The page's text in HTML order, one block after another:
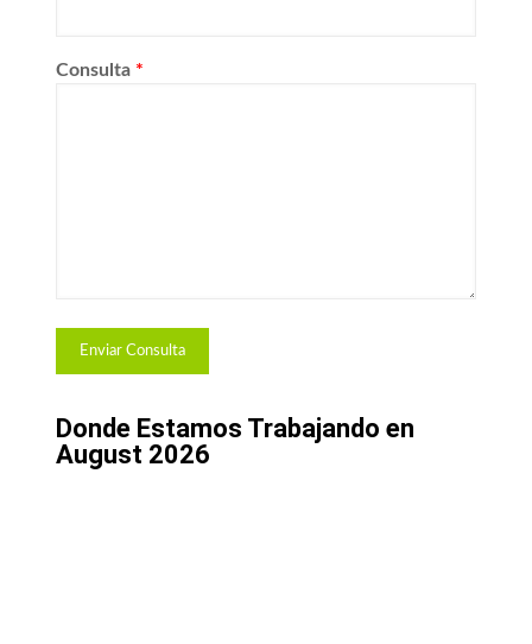
Consulta *
Donde Estamos Trabajando en
August 2026